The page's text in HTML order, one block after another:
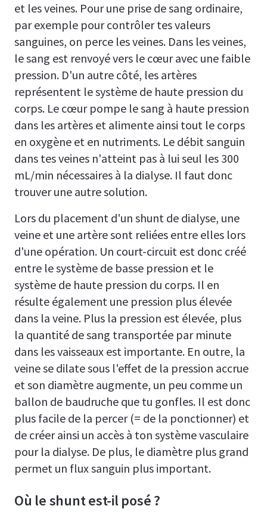
et les veines. Pour une prise de sang ordinaire,
par exemple pour contrôler tes valeurs
sanguines, on perce les veines. Dans les veines,
le sang est renvoyé vers le cœur avec une faible
pression. D'un autre côté, les artères
représentent le système de haute pression du
corps. Le cœur pompe le sang à haute pression
dans les artères et alimente ainsi tout le corps
en oxygène et en nutriments. Le débit sanguin
dans tes veines n'atteint pas à lui seul les 300
mL/min nécessaires à la dialyse. Il faut donc
trouver une autre solution.
Lors du placement d'un shunt de dialyse, une
veine et une artère sont reliées entre elles lors
d'une opération. Un court-circuit est donc créé
entre le système de basse pression et le
système de haute pression du corps. Il en
résulte également une pression plus élevée
dans la veine. Plus la pression est élevée, plus
la quantité de sang transportée par minute
dans les vaisseaux est importante. En outre, la
veine se dilate sous l'effet de la pression accrue
et son diamètre augmente, un peu comme un
ballon de baudruche que tu gonfles. Il est donc
plus facile de la percer (= de la ponctionner) et
de créer ainsi un accès à ton système vasculaire
pour la dialyse. De plus, le diamètre plus grand
permet un flux sanguin plus important.
Où le shunt est-il posé ?